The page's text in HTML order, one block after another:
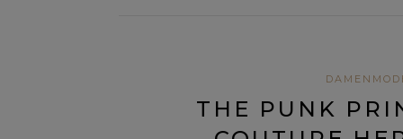
THE PUNK